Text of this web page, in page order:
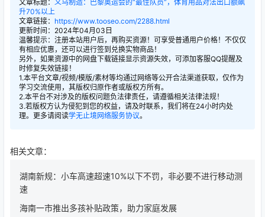
文章标题： 义乌制造：巴黎奥运会的“最佳队员”，体育用品对法出口额飙
升70%以上
文章链接： https://www.tooseo.com/2288.html
更新时间：2024年04月03日
温馨提示：注册本站用户后，再购买资源！可享受普通用户价格！不仅仅
有相应优惠，还可以进行签到兑换实物商品！
另外，如果资源中的网盘下载链接显示资源失效，可添加客服QQ提醒及
时修复失效链接！
1.本平台文章/视频/模版/素材等均通过网络等公开合法渠道获取，仅作为
学习交流使用，其版权归原作者或版权方所有。
2.本平台不对涉及的版权问题负法律责任，请遵循相关法律法规！
3.若版权方认为侵犯到您的权益，请及时联系，我们将在24小时内处
理。更多请阅读学无止境网络服务协议。
相关文章：
湖南新规：小车高速超速10%以下不罚，非必要不进行移动测
速
海南一市推出多孩补贴政策，助力家庭发展